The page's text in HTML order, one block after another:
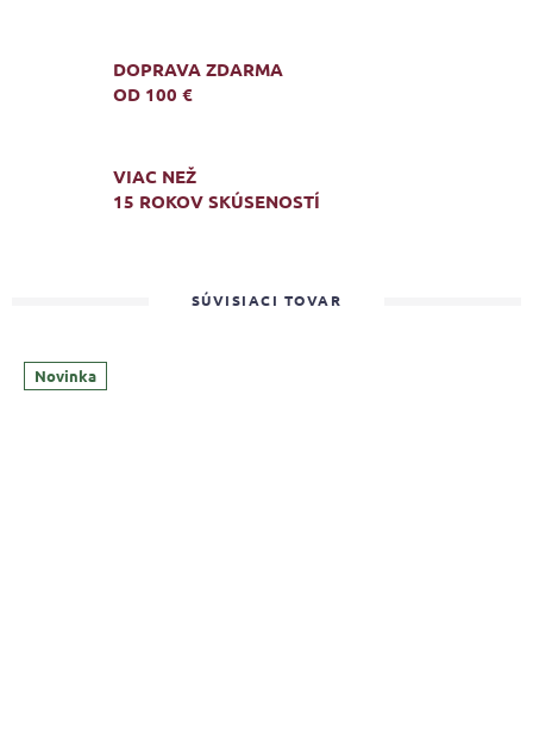
DOPRAVA ZDARMA
OD 100 €
VIAC NEŽ
15 ROKOV SKÚSENOSTÍ
SÚVISIACI TOVAR
Novinka